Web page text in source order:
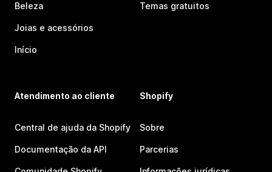
Beleza
Joias e acessórios
Início
Temas gratuitos
Atendimento ao cliente
Central de ajuda da Shopify
Documentação da API
Shopify
Sobre
Parcerias